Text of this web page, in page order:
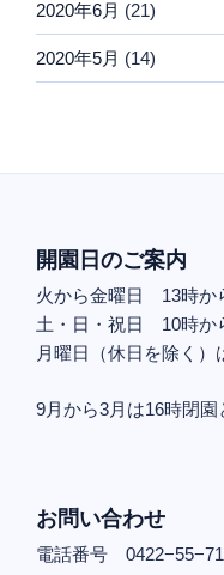
2020年6月 (21)
2020年5月 (14)
開園日のご案内
火から金曜日 13時か
土・日・祝日 10時か
月曜日（休日を除く）
9月から3月は16時閉園
お問い合わせ
電話番号